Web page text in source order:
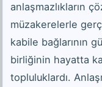
anlaşmazlıkların
müzakerelerle
kabile bağlarının
birliğinin hayatta
topluluklardı.